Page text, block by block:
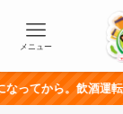
メニュー
酒運転は法律で禁止